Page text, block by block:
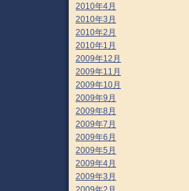
2010年4月
2010年3月
2010年2月
2010年1月
2009年12月
2009年11月
2009年10月
2009年9月
2009年8月
2009年7月
2009年6月
2009年5月
2009年4月
2009年3月